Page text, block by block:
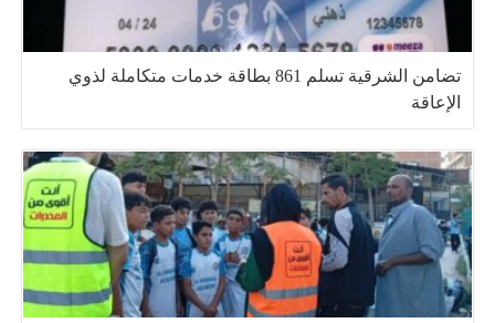
تضامن الشرقية تسلم 861 بطاقة خدمات متكاملة لذوي
الإعاقة